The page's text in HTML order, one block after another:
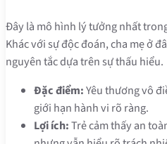
Đây là mô hình lý tưởng nhất
Khác với sự độc đoán, cha mẹ ở
nguyên tắc dựa trên sự thấu hiểu.
Đặc điểm:Yêu thương vô
giới hạn hành vi rõ ràng.
Lợi ích:Trẻ cảm thấy an